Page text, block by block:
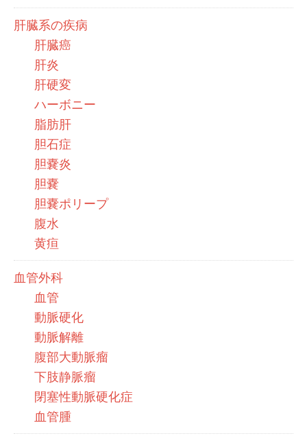
肝臓系の疾病
肝臓癌
肝炎
肝硬変
ハーボニー
脂肪肝
胆石症
胆嚢炎
胆嚢
胆嚢ポリープ
腹水
黄疸
血管外科
血管
動脈硬化
動脈解離
腹部大動脈瘤
下肢静脈瘤
閉塞性動脈硬化症
血管腫